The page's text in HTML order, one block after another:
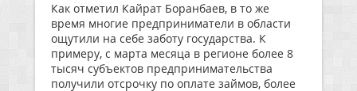
Как отметил Кайрат Боранбаев, в то же
время многие предприниматели в области
ощутили на себе заботу государства. К
примеру, с марта месяца в регионе более 8
тысяч субъектов предпринимательства
получили отсрочку по оплате займов, более